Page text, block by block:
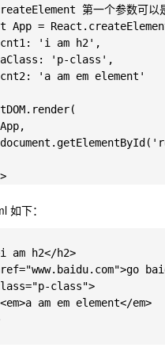
第一个参数可以
App =
'i am h2',
'p-class',
'a am em element'
如下：
am h2</h2>
class">
am em element</em>